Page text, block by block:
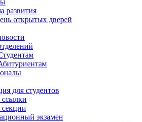
развития
открытых дверей
для студентов
экзамен